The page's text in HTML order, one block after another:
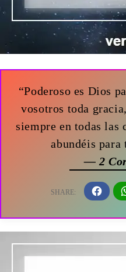
“Poderoso es Dios
vosotros toda
siempre en todas las
abundéis para
— 2